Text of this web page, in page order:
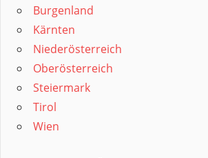
Burgenland
Kärnten
Niederösterreich
Oberösterreich
Steiermark
Tirol
Wien